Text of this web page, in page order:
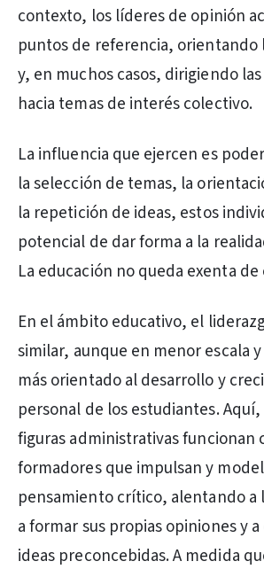
contexto, los líderes de opinión
puntos de referencia, orientando
y, en muchos casos, dirigiendo
hacia temas de interés colectivo.
La influencia que ejercen es
la selección de temas, la
la repetición de ideas, estos
potencial de dar forma a la
La educación no queda exenta
En el ámbito educativo, el
similar, aunque en menor escala
más orientado al desarrollo y
personal de los estudiantes.
figuras administrativas funcionan
formadores que impulsan y
pensamiento crítico, alentando a
a formar sus propias opiniones y
ideas preconcebidas. A medida